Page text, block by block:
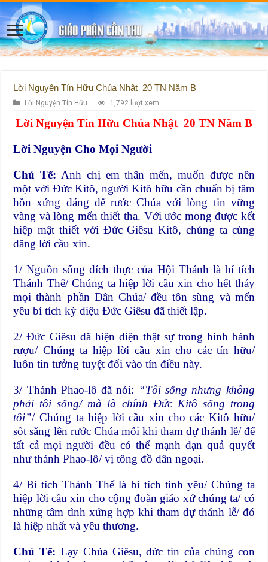
Lời Nguyện Tín Hữu Chúa Nhật 20 TN Năm B
Lời Nguyện Tín Hữu 1,792 lượt xem
Lời Nguyện Tín Hữu Chúa Nhật 20 TN Năm B
Lời Nguyện Cho Mọi Người
Chủ Tế: Anh chị em thân mến, muốn được nên
một với Đức Kitô, người Kitô hữu cần chuẩn bị tâm
hồn xứng đáng để rước Chúa với lòng tin vững
vàng và lòng mến thiết tha. Với ước mong được kết
hiệp mật thiết với Đức Giêsu Kitô, chúng ta cùng
dâng lời cầu xin.
1/ Nguồn sống đích thực của Hội Thánh là bí tích
Thánh Thể/ Chúng ta hiệp lời cầu xin cho hết thảy
mọi thành phần Dân Chúa/ đều tôn sùng và mến
yêu bí tích kỳ diệu Đức Giêsu đã thiết lập.
2/ Đức Giêsu đã hiện diện thật sự trong hình bánh
rượu/ Chúng ta hiệp lời cầu xin cho các tín hữu/
luôn tin tưởng tuyệt đối vào tín điều này.
3/ Thánh Phao-lô đã nói: “Tôi sống nhưng không
phải tôi sống/ mà là chính Đức Kitô sống trong
tôi”/ Chúng ta hiệp lời cầu xin cho các Kitô hữu/
sốt sắng lên rước Chúa mỗi khi tham dự thánh lễ/ để
tất cả mọi người đều có thể mạnh dạn quả quyết
như thánh Phao-lô/ vị tông đồ dân ngoại.
4/ Bí tích Thánh Thể là bí tích tình yêu/ Chúng ta
hiệp lời cầu xin cho cộng đoàn giáo xứ chúng ta/ có
những tâm tình xứng hợp khi tham dự thánh lễ/ đó
là hiệp nhất và yêu thương.
Chủ Tế: Lạy Chúa Giêsu, đức tin của chúng con